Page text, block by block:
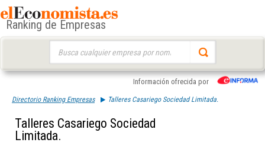
Ranking de Empresas
Información ofrecida por
Directorio Ranking Empresas Talleres Casariego Sociedad Limitada.
Talleres Casariego Sociedad
Limitada.